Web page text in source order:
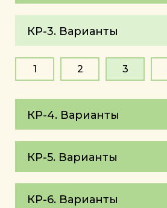
КР-3. Варианты
1 2 3
КР-4. Варианты
КР-5. Варианты
КР-6. Варианты